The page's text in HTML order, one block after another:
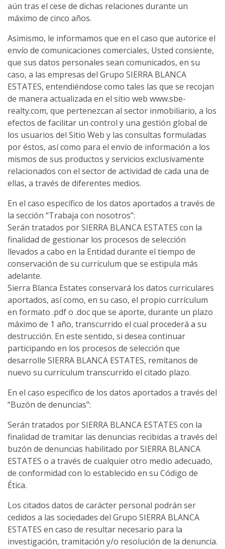
aún tras el cese de dichas relaciones durante un
máximo de cinco años.
Asimismo, le informamos que en el caso que autorice el
envío de comunicaciones comerciales, Usted consiente,
que sus datos personales sean comunicados, en su
caso, a las empresas del Grupo SIERRA BLANCA
ESTATES, entendiéndose como tales las que se recojan
de manera actualizada en el sitio web www.sbe-
realty.com, que pertenezcan al sector inmobiliario, a los
efectos de facilitar un control y una gestión global de
los usuarios del Sitio Web y las consultas formuladas
por éstos, así como para el envío de información a los
mismos de sus productos y servicios exclusivamente
relacionados con el sector de actividad de cada una de
ellas, a través de diferentes medios.
En el caso específico de los datos aportados a través de
la sección “Trabaja con nosotros”:
Serán tratados por SIERRA BLANCA ESTATES con la
finalidad de gestionar los procesos de selección
llevados a cabo en la Entidad durante el tiempo de
conservación de su currículum que se estipula más
adelante.
Sierra Blanca Estates conservará los datos curriculares
aportados, así como, en su caso, el propio currículum
en formato .pdf o .doc que se aporte, durante un plazo
máximo de 1 año, transcurrido el cual procederá a su
destrucción. En este sentido, si desea continuar
participando en los procesos de selección que
desarrolle SIERRA BLANCA ESTATES, remítanos de
nuevo su currículum transcurrido el citado plazo.
En el caso específico de los datos aportados a través del
“Buzón de denuncias”:
Serán tratados por SIERRA BLANCA ESTATES con la
finalidad de tramitar las denuncias recibidas a través del
buzón de denuncias habilitado por SIERRA BLANCA
ESTATES o a través de cualquier otro medio adecuado,
de conformidad con lo establecido en su Código de
Ética.
Los citados datos de carácter personal podrán ser
cedidos a las sociedades del Grupo SIERRA BLANCA
ESTATES en caso de resultar necesario para la
investigación, tramitación y/o resolución de la denuncia.